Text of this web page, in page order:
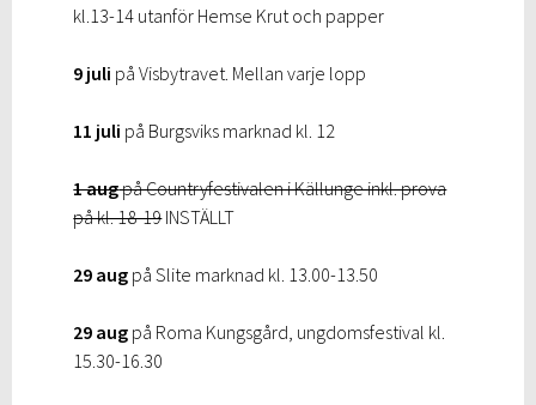
kl.13-14 utanför Hemse Krut och papper
9 juli på Visbytravet. Mellan varje lopp
11 juli på Burgsviks marknad kl. 12
1 augpå Countryfestivalen i Källunge inkl. prova
på kl. 18-19INSTÄLLT
29 aug på Slite marknad kl. 13.00-13.50
29 aug på Roma Kungsgård, ungdomsfestival kl.
15.30-16.30